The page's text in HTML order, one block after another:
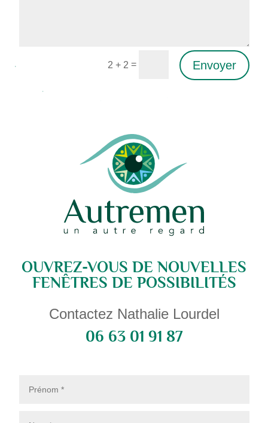
2 + 2 = Envoyer
OUVREZ-VOUS DE NOUVELLES
FENÊTRES DE POSSIBILITÉS
Contactez Nathalie Lourdel
06 63 01 91 87